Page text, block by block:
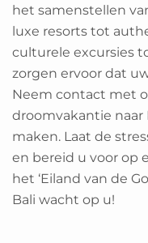
het samenstellen
luxe resorts tot
culturele excursies
zorgen ervoor dat
Neem contact met
droomvakantie
maken. Laat de
en bereid u voor op
het ‘Eiland van de
Bali wacht op u!